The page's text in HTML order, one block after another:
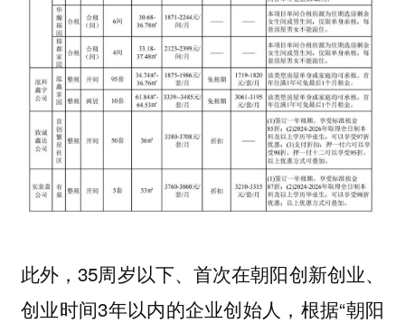
此外，35周岁以下、首次在朝阳创新创业、
创业时间3年以内的企业创始人，根据“朝阳